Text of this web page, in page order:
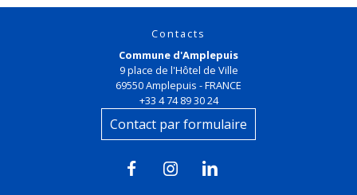
Contacts
Commune d'Amplepuis
9 place de l'Hôtel de Ville
69550 Amplepuis - FRANCE
+33 4 74 89 30 24
Contact par formulaire